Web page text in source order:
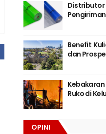
Benefit
dan
Ruko di
OPINI